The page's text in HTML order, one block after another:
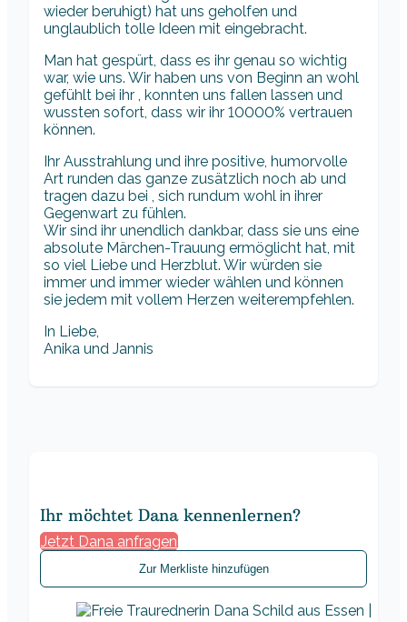
wieder beruhigt) hat uns geholfen und
unglaublich tolle Ideen mit eingebracht.
Man hat gespürt, dass es ihr genau so wichtig
war, wie uns. Wir haben uns von Beginn an wohl
gefühlt bei ihr , konnten uns fallen lassen und
wussten sofort, dass wir ihr 10000% vertrauen
können.
Ihr Ausstrahlung und ihre positive, humorvolle
Art runden das ganze zusätzlich noch ab und
tragen dazu bei , sich rundum wohl in ihrer
Gegenwart zu fühlen.
Wir sind ihr unendlich dankbar, dass sie uns eine
absolute Märchen-Trauung ermöglicht hat, mit
so viel Liebe und Herzblut. Wir würden sie
immer und immer wieder wählen und können
sie jedem mit vollem Herzen weiterempfehlen.
In Liebe,
Anika und Jannis
Ihr möchtet Dana kennenlernen?
Jetzt Dana anfragen
Zur Merkliste hinzufügen